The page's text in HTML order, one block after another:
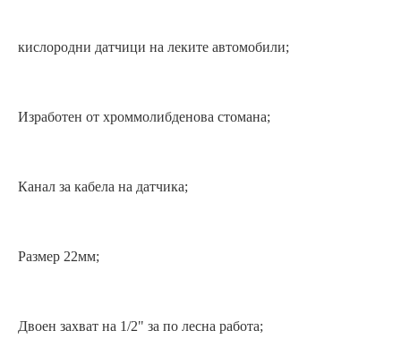
кислородни датчици на леките автомобили;
Изработен от хроммолибденова стомана;
Канал за кабела на датчика;
Размер 22мм;
Двоен захват на 1/2" за по лесна работа;